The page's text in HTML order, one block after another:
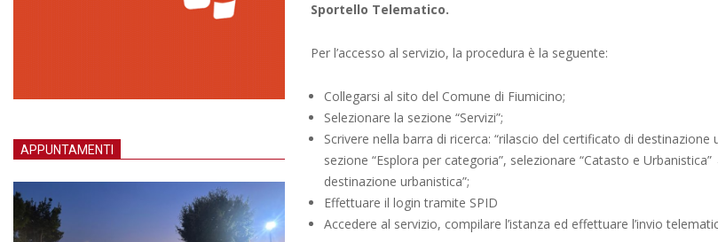
Sportello Telematico.
Per l’accesso al servizio, la procedura è la seguente:
Collegarsi al sito del Comune di Fiumicino;
Selezionare la sezione “Servizi”;
Scrivere nella barra di ricerca: “rilascio del certificato di destinazione
sezione “Esplora per categoria”, selezionare “Catasto e
destinazione urbanistica”;
Effettuare il login tramite SPID
Accedere al servizio, compilare l’istanza ed effettuare l’invio
APPUNTAMENTI